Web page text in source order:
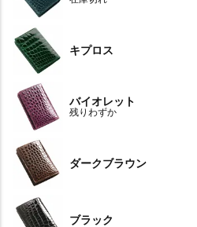
キプロス
バイオレット
残りわずか
ダークブラウン
ブラック